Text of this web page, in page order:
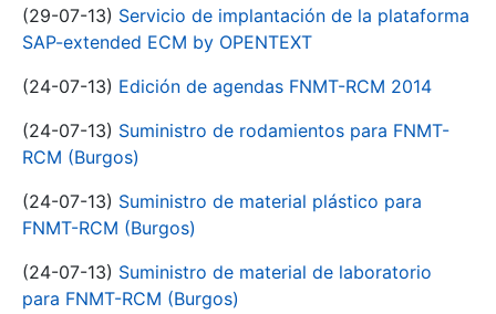
(29-07-13) Servicio de implantación de la plataforma
SAP-extended ECM by OPENTEXT
(24-07-13) Edición de agendas FNMT-RCM 2014
(24-07-13) Suministro de rodamientos para FNMT-
RCM (Burgos)
(24-07-13) Suministro de material plástico para
FNMT-RCM (Burgos)
(24-07-13) Suministro de material de laboratorio
para FNMT-RCM (Burgos)